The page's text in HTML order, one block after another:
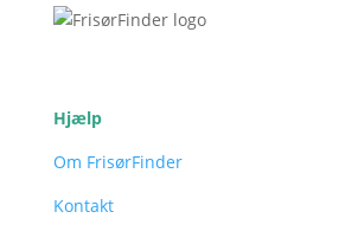
Hjælp
Om FrisørFinder
Kontakt